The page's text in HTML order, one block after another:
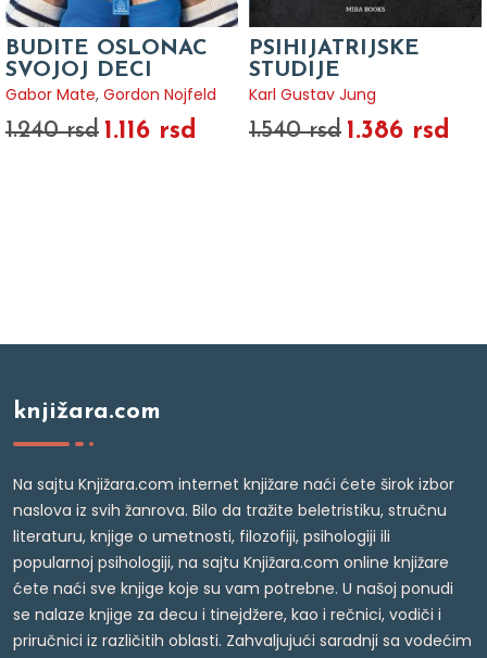
BUDITE OSLONAC
SVOJOJ DECI
Gabor Mate, Gordon Nojfeld
1.240 rsd 1.116 rsd
PSIHIJATRIJSKE
STUDIJE
Karl Gustav Jung
1.540 rsd 1.386 rsd
knjižara.com
Na sajtu Knjižara.com internet knjižare naći ćete širok izbor
naslova iz svih žanrova. Bilo da tražite beletristiku, stručnu
literaturu, knjige o umetnosti, filozofiji, psihologiji ili
popularnoj psihologiji, na sajtu Knjižara.com online knjižare
ćete naći sve knjige koje su vam potrebne. U našoj ponudi
se nalaze knjige za decu i tinejdžere, kao i rečnici, vodiči i
priručnici iz različitih oblasti. Zahvaljujući saradnji sa vodećim